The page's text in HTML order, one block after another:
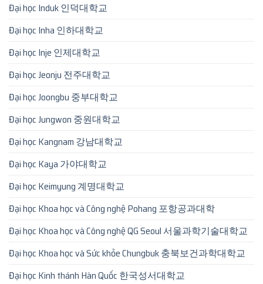
Đại học Induk 인덕대학교
Đại học Inha 인하대학교
Đại học Inje 인제대학교
Đại học Jeonju 전주대학교
Đại học Joongbu 중부대학교
Đại học Jungwon 중원대학교
Đại học Kangnam 강남대학교
Đại học Kaya 가야대학교
Đại học Keimyung 계명대학교
Đại học Khoa học và Công nghệ Pohang 포항공과대학
Đại học Khoa học và Công nghệ QG Seoul 서울과학기술대학교
Đại học Khoa học và Sức khỏe Chungbuk 충북보건과학대학교
Đại học Kinh thánh Hàn Quốc 한국성서대학교